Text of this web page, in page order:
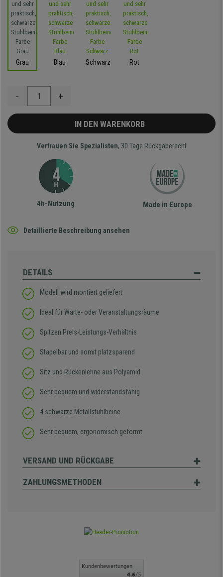
Grau Blau Schwarz Rot
- +
IN DEN WARENKORB
Vertrauen Sie Spezialisten, 30 Tage Rückgaberecht
4h-Nutzung Made in Europe
Detaillierte Beschreibung ansehen
DETAILS
Modell wird montiert geliefert
Ideal für Warte- oder Veranstaltungsräume
Spitzen Preis-Leistungs-Verhältnis
Stapelbar und somit platzsparend
Sitz und Rückenlehne aus Polyamid
Sehr bequem und widerstandsfähig
4 schwarze Metallstuhlbeine
Sehr bequem, ergonomisch geformt
VERSAND UND RÜCKGABE
ZAHLUNGSMETHODEN
Kundenbewertungen
4.6/5